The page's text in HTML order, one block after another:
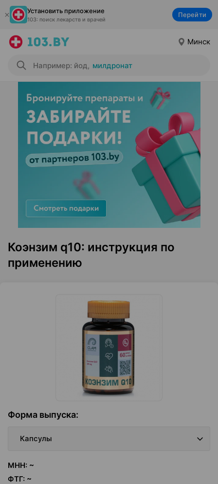
Установить приложение
103: поиск лекарств и врачей
Перейти
Минск
Например: йод, милдронат
Коэнзим q10: инструкция по
применению
Форма выпуска:
Капсулы
МНН: ~
ФТГ: ~